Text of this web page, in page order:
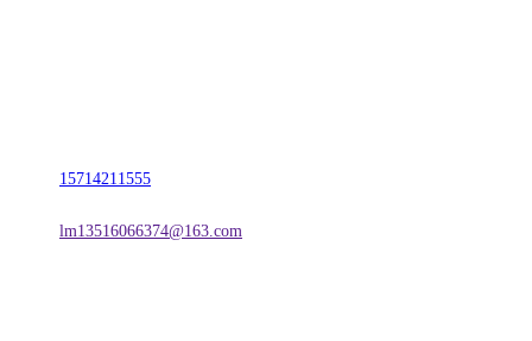
15714211555
lm13516066374@163.com